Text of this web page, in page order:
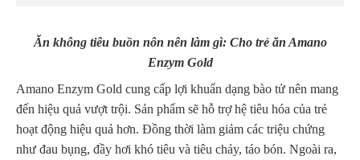
Ăn không tiêu buồn nôn nên làm gì: Cho trẻ ăn Amano
Enzym Gold
Amano Enzym Gold cung cấp lợi khuẩn dạng bào tử nên mang
đến hiệu quả vượt trội. Sản phẩm sẽ hỗ trợ hệ tiêu hóa của trẻ
hoạt động hiệu quả hơn. Đồng thời làm giảm các triệu chứng
như đau bụng, đầy hơi khó tiêu và tiêu chảy, táo bón. Ngoài ra,